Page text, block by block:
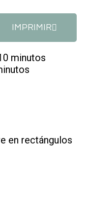
IMPRIMIR
minutos
en rectángulos